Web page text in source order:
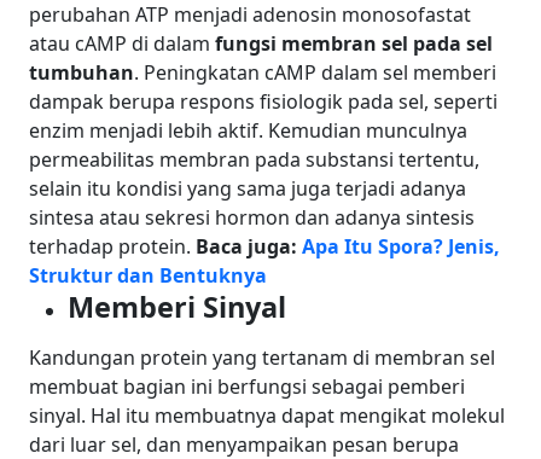
perubahan ATP menjadi adenosin monosofastat
atau cAMP di dalam fungsi membran sel pada sel
tumbuhan. Peningkatan cAMP dalam sel memberi
dampak berupa respons fisiologik pada sel, seperti
enzim menjadi lebih aktif. Kemudian munculnya
permeabilitas membran pada substansi tertentu,
selain itu kondisi yang sama juga terjadi adanya
sintesa atau sekresi hormon dan adanya sintesis
terhadap protein. Baca juga: Apa Itu Spora? Jenis,
Struktur dan Bentuknya
Memberi Sinyal
Kandungan protein yang tertanam di membran sel
membuat bagian ini berfungsi sebagai pemberi
sinyal. Hal itu membuatnya dapat mengikat molekul
dari luar sel, dan menyampaikan pesan berupa